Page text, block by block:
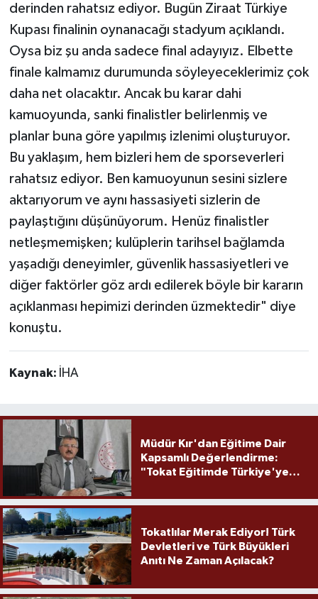
derinden rahatsız ediyor. Bugün Ziraat Türkiye
Kupası finalinin oynanacağı stadyum açıklandı.
Oysa biz şu anda sadece final adayıyız. Elbette
finale kalmamız durumunda söyleyeceklerimiz çok
daha net olacaktır. Ancak bu karar dahi
kamuoyunda, sanki finalistler belirlenmiş ve
planlar buna göre yapılmış izlenimi oluşturuyor.
Bu yaklaşım, hem bizleri hem de sporseverleri
rahatsız ediyor. Ben kamuoyunun sesini sizlere
aktarıyorum ve aynı hassasiyeti sizlerin de
paylaştığını düşünüyorum. Henüz finalistler
netleşmemişken; kulüplerin tarihsel bağlamda
yaşadığı deneyimler, güvenlik hassasiyetleri ve
diğer faktörler göz ardı edilerek böyle bir kararın
açıklanması hepimizi derinden üzmektedir" diye
konuştu.
Kaynak: İHA
Müdür Kır'dan Eğitime Dair
Kapsamlı Değerlendirme:
"Tokat Eğitimde Türkiye'ye
Tokatlılar Merak Ediyor! Türk
Devletleri ve Türk Büyükleri
Anıtı Ne Zaman Açılacak?